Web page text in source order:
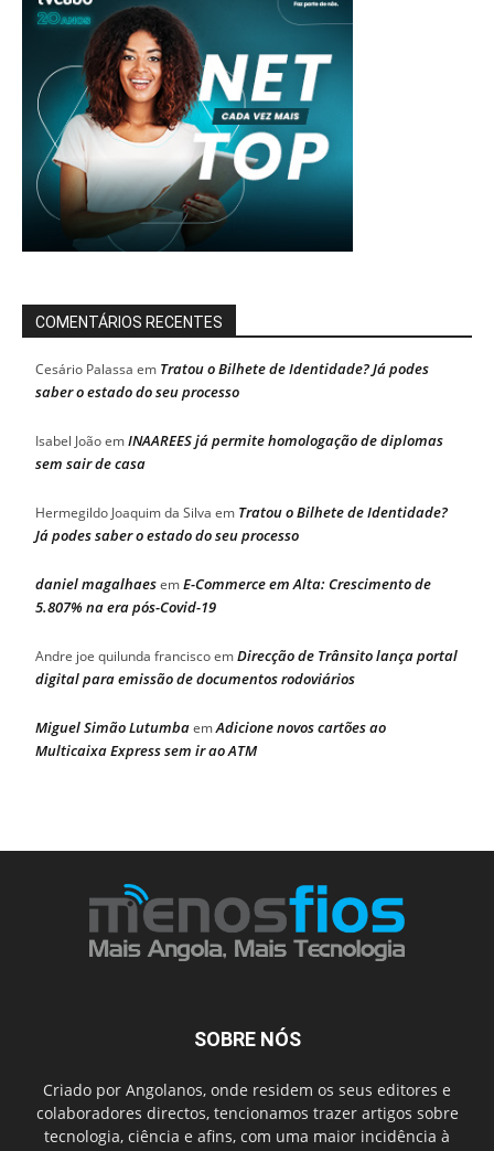
COMENTÁRIOS RECENTES
Cesário Palassa em Tratou o Bilhete de Identidade? Já podes
saber o estado do seu processo
Isabel JoãoemINAAREES já permite homologação de diplomas
sem sair de casa
Hermegildo Joaquim da Silva em Tratou o Bilhete de Identidade?
Já podes saber o estado do seu processo
daniel magalhaesemE-Commerce em Alta: Crescimento de
5.807% na era pós-Covid-19
Andre joe quilunda franciscoemDirecção de Trânsito lança portal
digital para emissão de documentos rodoviários
Miguel Simão LutumbaemAdicione novos cartões ao
Multicaixa Express sem ir ao ATM
SOBRE NÓS
Criado por Angolanos, onde residem os seus editores e
colaboradores directos, tencionamos trazer artigos sobre
tecnologia, ciência e afins, com uma maior incidência à